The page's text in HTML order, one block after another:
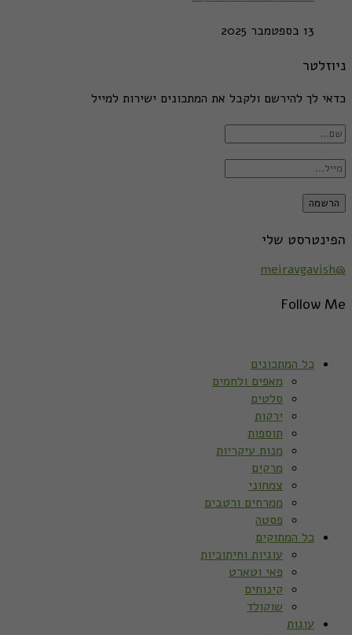
13 בספטמבר 2025
ניוזלטר
כדאי לך להירשם ולקבל את המתכונים ישירות למייל
הפינטרסט שלי
@meiravgavish
Follow Me
כל המתכונים
מאפים ולחמים
סלטים
ירקות
תוספות
מנות עיקריות
מרקים
צמחוני
ממרחים ורטבים
פסטה
כל המתוקים
עוגיות וחיתוכיות
פאי וטארט
קינוחים
שוקולד
עוגות